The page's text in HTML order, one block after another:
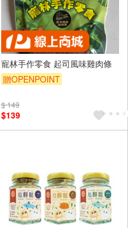
寵林手作零食 起司風味雞肉條
贈OPENPOINT
$ 149
$139